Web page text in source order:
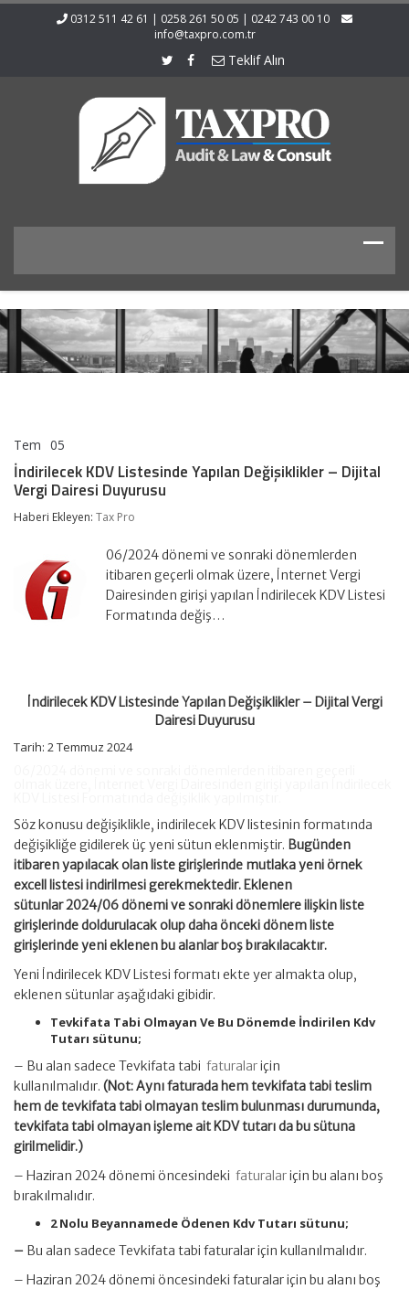
0312 511 42 61 | 0258 261 50 05 | 0242 743 00 10
info@taxpro.com.tr
Teklif Alın
Tem 05
Listesinde
Yapılan
–
Vergi
Dairesi
Duyurusu
İndirilecek KDV Listesinde Yapılan Değişiklikler – Dijital
Vergi Dairesi Duyurusu
Haberi Ekleyen: Tax Pro
06/2024 dönemi ve sonraki dönemlerden
itibaren geçerli olmak üzere, İnternet Vergi
Dairesinden girişi yapılan İndirilecek KDV Listesi
Formatında değiş…
İndirilecek KDV Listesinde Yapılan Değişiklikler – Dijital Vergi
Dairesi Duyurusu
Tarih: 2 Temmuz 2024
Söz konusu değişiklikle, indirilecek KDV listesinin formatında
değişikliğe gidilerek üç yeni sütun eklenmiştir. Bugünden
itibaren yapılacak olan liste girişlerinde mutlaka yeni örnek
excell listesi indirilmesi gerekmektedir. Eklenen
sütunlar2024/06 dönemi ve sonraki dönemlere ilişkin liste
girişlerinde doldurulacak olup daha önceki dönem liste
girişlerinde yeni eklenen bu alanlar boş bırakılacaktır.
Yeni İndirilecek KDV Listesi formatı ekte yer almakta olup,
eklenen sütunlar aşağıdaki gibidir.
Tevkifata Tabi Olmayan Ve Bu Dönemde İndirilen Kdv
Tutarı sütunu;
– Bu alan sadece Tevkifata tabi faturalariçin
kullanılmalıdır. (Not: Aynı faturada hem tevkifata tabi teslim
hem de tevkifata tabi olmayan teslim bulunması durumunda,
tevkifata tabi olmayan işleme ait KDV tutarı da bu sütuna
girilmelidir.)
– Haziran 2024 dönemi öncesindeki faturalariçin bu alanı boş
bırakılmalıdır.
2 Nolu Beyannamede Ödenen Kdv Tutarı sütunu;
– Bu alan sadece Tevkifata tabi faturalar için kullanılmalıdır.
– Haziran 2024 dönemi öncesindeki faturalar için bu alanı boş